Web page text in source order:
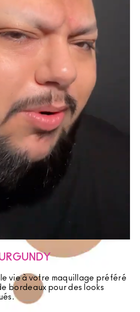
vie à votre maquillage préféré
bordeaux pour des looks